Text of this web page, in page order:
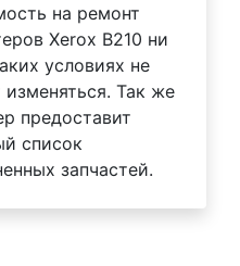
на ремонт
Xerox B210 ни
условиях не
изменяться. Так же
предоставит
список
запчастей.